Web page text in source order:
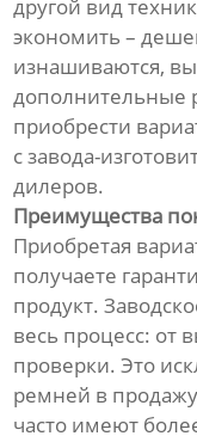
другой вид
экономить –
изнашиваются,
дополнительные
приобрести
с завода-
дилеров.
Преимущества
Приобретая
получаете
продукт.
весь процесс: от
проверки. Это
ремней в
часто имеют